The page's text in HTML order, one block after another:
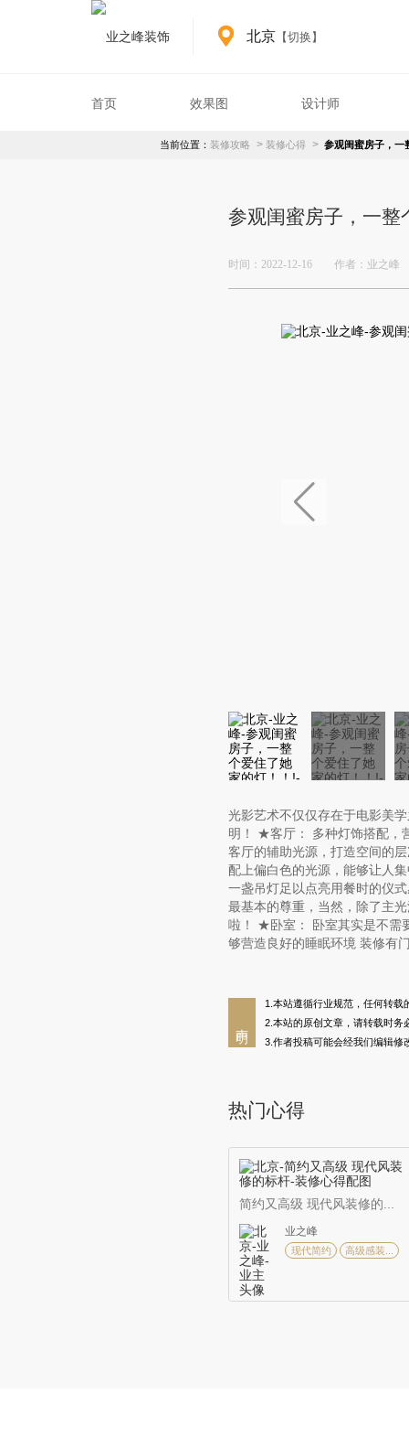
北京 【切换】
首页 效果图 设计师
当前位置： 装修攻略 > 装修心得 > 参观闺蜜房子，
参观闺蜜房子，一
时间：2022-12-16 作者：业之峰
光影艺术不仅仅存在于电影美
明！ ★客厅： 多种灯饰搭配，
客厅的辅助光源，打造空间的
配上偏白色的光源，能够让人
一盏吊灯足以点亮用餐时的仪
最基本的尊重，当然，除了主
啦！ ★卧室： 卧室其实是不需
够营造良好的睡眠环境 装修有
1.本站遵循行业规范，任何转
2.本站的原创文章，请转载时务
3.作者投稿可能会经我们编辑修
热门心得
简约又高级 现代风装修的...
业之峰
现代简约 高级感装...